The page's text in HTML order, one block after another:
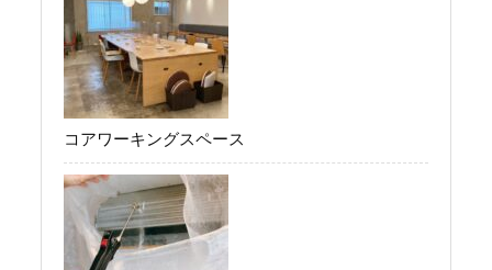
コアワーキングスペース